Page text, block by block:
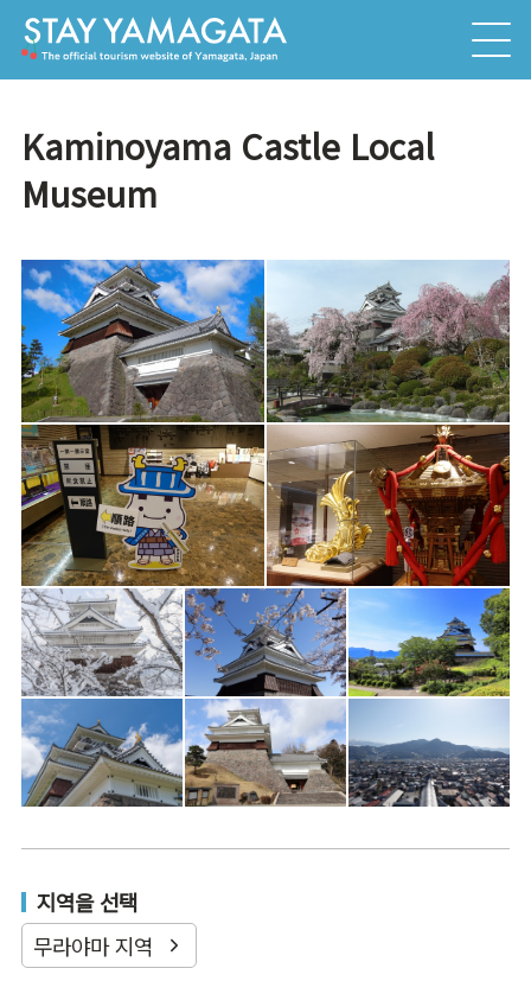
Kaminoyama Castle Local
Museum
지역을 선택
무라야마 지역